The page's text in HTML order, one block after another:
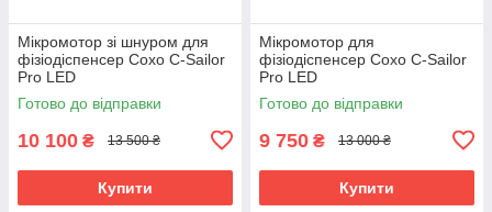
Мікромотор зі шнуром для
фізіодіспенсер Coxo C-Sailor
Pro LED
Готово до відправки
10 100 ₴ 13 500 ₴
Купити
Мікромотор для
фізіодіспенсер Coxo C-Sailor
Pro LED
Готово до відправки
9 750 ₴ 13 000 ₴
Купити